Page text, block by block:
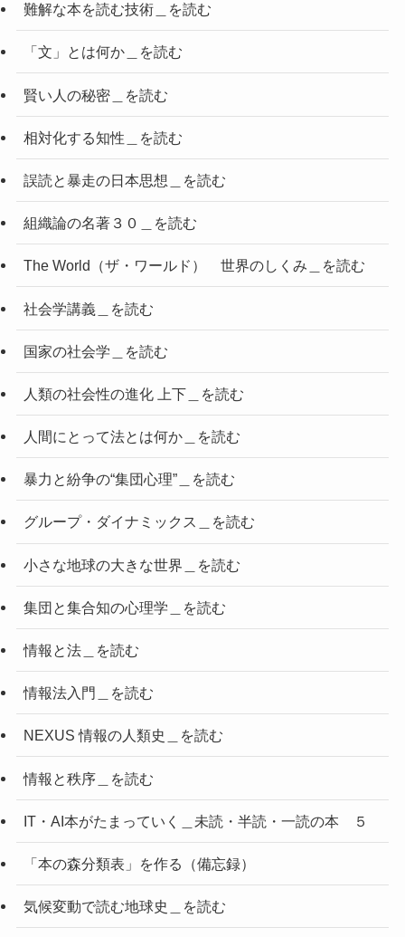
難解な本を読む技術＿を読む
「文」とは何か＿を読む
賢い人の秘密＿を読む
相対化する知性＿を読む
誤読と暴走の日本思想＿を読む
組織論の名著３０＿を読む
The World（ザ・ワールド） 世界のしくみ＿を読む
社会学講義＿を読む
国家の社会学＿を読む
人類の社会性の進化 上下＿を読む
人間にとって法とは何か＿を読む
暴力と紛争の“集団心理”＿を読む
グループ・ダイナミックス＿を読む
小さな地球の大きな世界＿を読む
集団と集合知の心理学＿を読む
情報と法＿を読む
情報法入門＿を読む
NEXUS 情報の人類史＿を読む
情報と秩序＿を読む
IT・AI本がたまっていく＿未読・半読・一読の本 ５
「本の森分類表」を作る（備忘録）
気候変動で読む地球史＿を読む